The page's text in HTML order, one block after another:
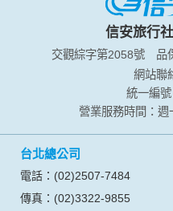
設備的 IP 位址、使用時間、
錄等，做為我們增進網站服
用，決不對外公布。
為提供精確的服務，我們會
分析，分析結果之統計數據
外，我們會視需要公佈統計
人之資料。
的個人資料揭露予第三人或
在您於本網站註冊帳號、使
贈獎時，本網站會收集您的
業夥伴處取得個人資料。
當客戶在本網站註冊時，我
信安旅行
交觀綜字第2058號 品
網站聯
統一編
營業服務時間：
台北總公司
電話：(02)2507-7484
傳真：(02)3322-9855